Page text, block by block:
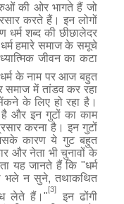
की ओर भागते हैं जो
करते हैं। इन लोगों
शब्द की छीछालेदर
धर्म हमारे समाज के समूचे
जीवन का कटा
के नाम पर आज बहुत
समाज में तांडव कर रहा
के लिए हो रहा है।
है औरइन गुटों काकाम
करना है। इन गुटों
कारण ये गुट बहुत
और नेता भी चुनावों के
यह जानते हैं कि "धर्म
भले न सुने, तथाकथित
लेते हैं।"
[3]
इन ढोंगी